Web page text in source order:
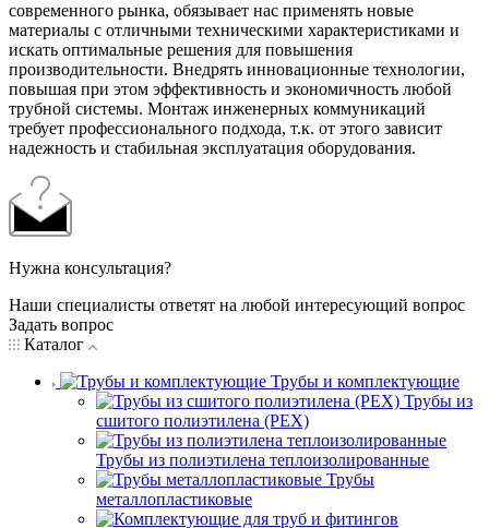
современного рынка, обязывает нас применять новые
материалы с отличными техническими характеристиками и
искать оптимальные решения для повышения
производительности. Внедрять инновационные технологии,
повышая при этом эффективность и экономичность любой
трубной системы. Монтаж инженерных коммуникаций
требует профессионального подхода, т.к. от этого зависит
надежность и стабильная эксплуатация оборудования.
Нужна консультация?
Наши специалисты ответят на любой интересующий вопрос
Задать вопрос
Каталог
Трубы и комплектующие
Трубы из
сшитого полиэтилена (PEX)
Трубы из полиэтилена теплоизолированные
Трубы
металлопластиковые